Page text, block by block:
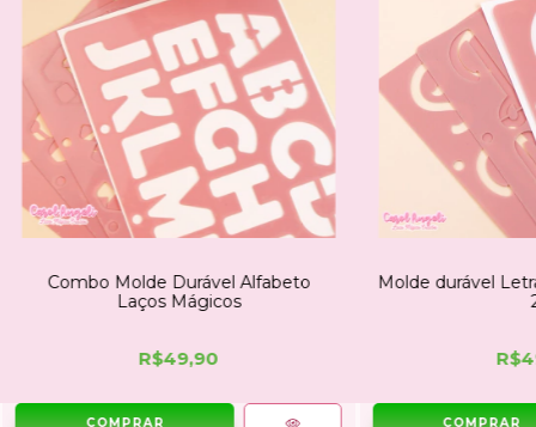
Combo Molde Durável Alfabeto
Laços Mágicos
R$49,90
Molde durável